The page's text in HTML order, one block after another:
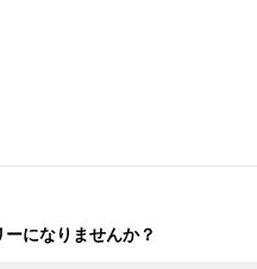
になりませんか？